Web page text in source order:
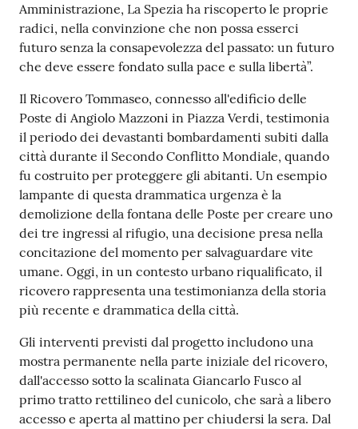
Tutti
gli
argomenti...
Seguici
su
Amministrazione, La Spezia ha riscoperto le proprie
radici, nella convinzione che non possa esserci
futuro senza la consapevolezza del passato: un futuro
che deve essere fondato sulla pace e sulla libertà”.
Il Ricovero Tommaseo, connesso all'edificio delle
Poste di Angiolo Mazzoni in Piazza Verdi, testimonia
il periodo dei devastanti bombardamenti subiti dalla
città durante il Secondo Conflitto Mondiale, quando
fu costruito per proteggere gli abitanti. Un esempio
lampante di questa drammatica urgenza è la
demolizione della fontana delle Poste per creare uno
dei tre ingressi al rifugio, una decisione presa nella
concitazione del momento per salvaguardare vite
umane. Oggi, in un contesto urbano riqualificato, il
ricovero rappresenta una testimonianza della storia
più recente e drammatica della città.
Gli interventi previsti dal progetto includono una
mostra permanente nella parte iniziale del ricovero,
dall'accesso sotto la scalinata Giancarlo Fusco al
primo tratto rettilineo del cunicolo, che sarà a libero
accesso e aperta al mattino per chiudersi la sera. Dal